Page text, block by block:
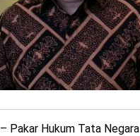
– Pakar Hukum Tata Negara